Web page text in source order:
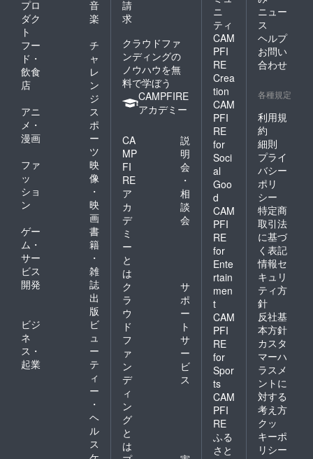
MENS
Ｍ 身
70cm
肩幅
47cm
Ｌ 身
74cm
肩幅
50cm
身幅
55cm
WOME
WM 身
61cm
肩幅
36cm
43cm
WL 身
63cm
肩幅
38cm
身幅
46cm
カラー
展開：
プロ
ダク
ト
音
楽
フー
ド・
飲食
店
チ
ャ
レ
ン
ジ
アニ
メ・
漫画
ス
ポ
ー
ツ
ファ
ッ
ショ
ン
映
像
・
映
画
ゲー
ム・
サー
ビス
開発
書
籍
・
雑
誌
出
版
ビジ
ネ
ス・
起業
ビ
ュ
ー
テ
ィ
ー
・
ヘ
ル
ス
請
求
クラウドファ
ンディングの
ノウハウを無
料で学ぼう
CAMPFIRE
アカデミー
CA
MP
FI
RE
ア
カ
デ
ミ
ー
と
は
説
明
会
・
相
談
会
ク
ラ
ウ
ド
フ
ァ
ン
デ
ィ
ン
グ
と
は
サ
ポ
ー
ト
サ
ー
ビ
ス
ニ
ティ
CAM
PFI
RE
Crea
tion
CAM
PFI
RE
for
Soci
al
Goo
d
CAM
PFI
RE
for
Ente
rtain
men
t
CAM
PFI
RE
for
Spor
ts
CAM
PFI
RE
ふる
さと
ニュー
ス
ヘルプ
お問い
合わせ
各種規定
利用規
約
細則
プライ
バシー
ポリ
シー
特定商
取引法
に基づ
く表記
情報セ
キュリ
ティ方
針
反社基
本方針
カスタ
マーハ
ラスメ
ントに
対する
考え方
クッ
キーポ
リシー